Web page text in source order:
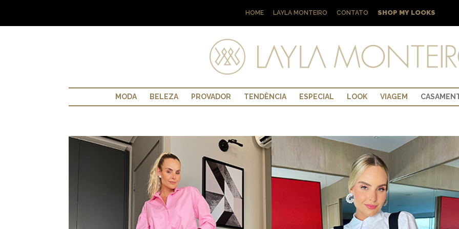
HOME LAYLA MONTEIRO CONTATO SHOP MY LOOKS
MODA BELEZA PROVADOR TENDÊNCIA ESPECIAL LOOK VIAGEM